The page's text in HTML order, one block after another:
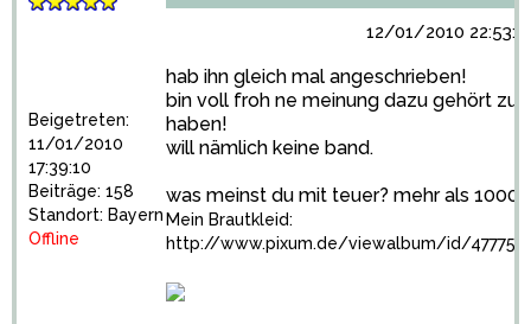
Beigetreten:
11/01/2010
17:39:10
Beiträge: 158
Standort: Bayern
Offline
12/01/2010
hab ihn gleich mal angeschrieben!
bin voll froh ne meinung dazu gehört zu
haben!
will nämlich keine band.
was meinst du mit teuer? mehr als 1000?
Mein Brautkleid:
http://www.pixum.de/viewalbum/id/